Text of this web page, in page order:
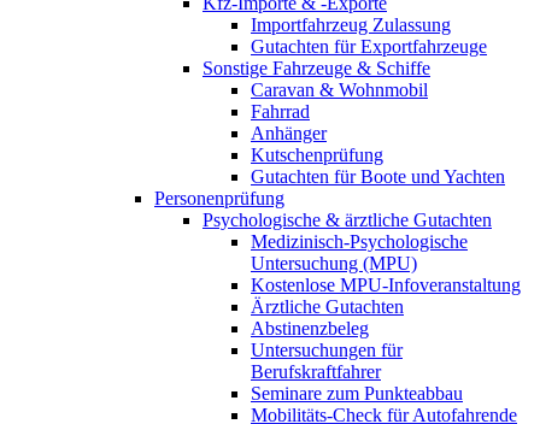
Importfahrzeug Zulassung
Gutachten für Exportfahrzeuge
Sonstige Fahrzeuge & Schiffe
Caravan & Wohnmobil
Fahrrad
Anhänger
Kutschenprüfung
Gutachten für Boote und Yachten
Personenprüfung
Psychologische & ärztliche Gutachten
Medizinisch-Psychologische
Untersuchung (MPU)
Kostenlose MPU-Infoveranstaltung
Ärztliche Gutachten
Abstinenzbeleg
Untersuchungen für
Berufskraftfahrer
Seminare zum Punkteabbau
Mobilitäts-Check für Autofahrende